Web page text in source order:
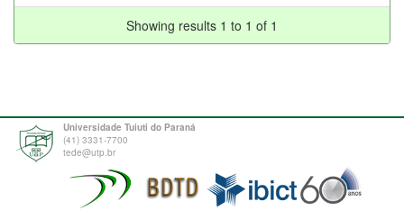
Showing results 1 to 1 of 1
Universidade Tuiuti do Paraná
(41) 3331-7700
tede@utp.br